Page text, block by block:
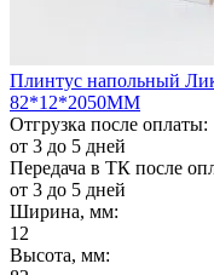
Плинтус напольный
82*12*2050ММ
Отгрузка после оплаты:
от 3 до 5 дней
Передача в ТК после
от 3 до 5 дней
Ширина, мм:
12
Высота, мм: